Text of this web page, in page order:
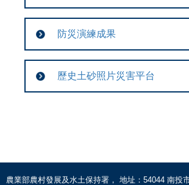
防災演練成果
歷史土砂照片災害平台
農業部農村發展及水土保持署， 地址：54044 南投